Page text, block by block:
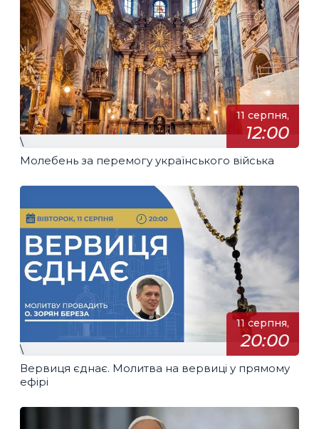
11 серпня,
12:00
\
Молебень за перемогу українського війська
11 серпня,
20:00
\
Вервиця єднає. Молитва на вервиці у прямому
ефірі